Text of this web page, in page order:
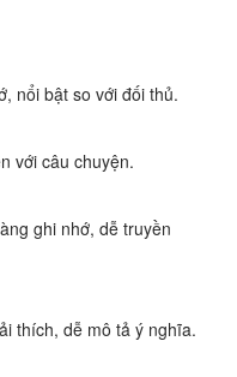
nổi bật so với đối thủ.
với câu chuyện.
ghi nhớ, dễ truyền
thích, dễ mô tả ý nghĩa.